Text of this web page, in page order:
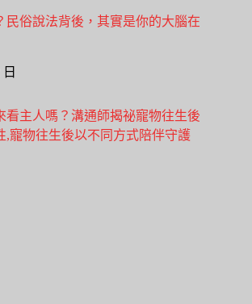
民俗說法背後，其實是你的大腦在